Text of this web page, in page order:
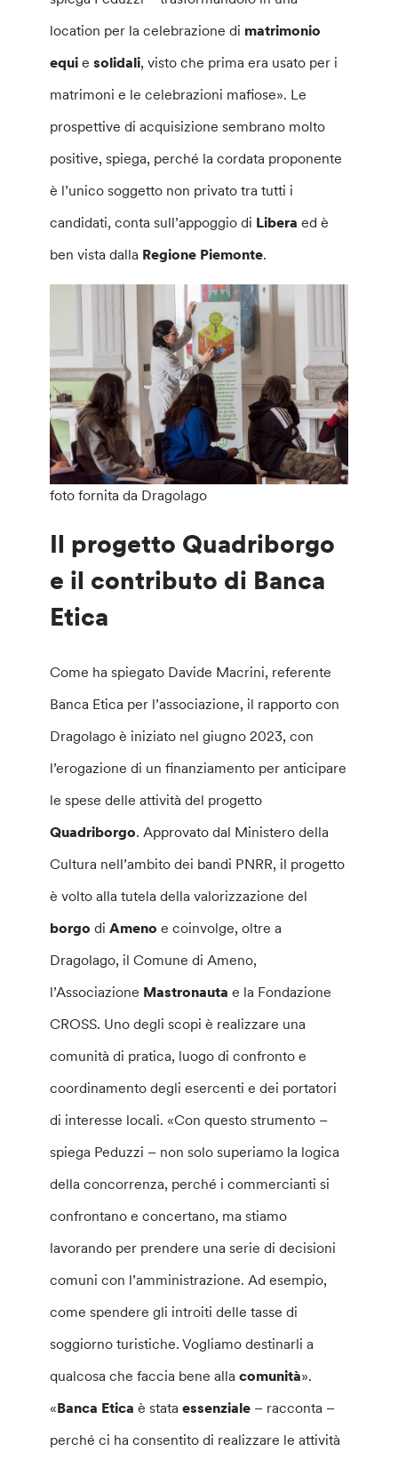
location per la celebrazione di matrimonio
equi esolidali, visto che prima era usato per i
matrimoni e le celebrazioni mafiose». Le
prospettive di acquisizione sembrano molto
positive, spiega, perché la cordata proponente
è l’unico soggetto non privato tra tutti i
candidati, conta sull’appoggio di Libera ed è
ben vista dalla Regione Piemonte.
foto fornita da Dragolago
Il progetto Quadriborgo
e il contributo di Banca
Etica
Come ha spiegato Davide Macrini, referente
Banca Etica per l’associazione, il rapporto con
Dragolago è iniziato nel giugno 2023, con
l’erogazione di un finanziamento per anticipare
le spese delle attività del progetto
Quadriborgo. Approvato dal Ministero della
Cultura nell’ambito dei bandi PNRR, il progetto
è volto alla tutela della valorizzazione del
borgo diAmeno e coinvolge, oltre a
Dragolago, il Comune di Ameno,
l’Associazione Mastronauta e la Fondazione
CROSS. Uno degli scopi è realizzare una
comunità di pratica, luogo di confronto e
coordinamento degli esercenti e dei portatori
di interesse locali. «Con questo strumento –
spiega Peduzzi – non solo superiamo la logica
della concorrenza, perché i commercianti si
confrontano e concertano, ma stiamo
lavorando per prendere una serie di decisioni
comuni con l’amministrazione. Ad esempio,
come spendere gli introiti delle tasse di
soggiorno turistiche. Vogliamo destinarli a
qualcosa che faccia bene allacomunità».
«Banca Etica è stataessenziale – racconta –
perché ci ha consentito di realizzare le attività